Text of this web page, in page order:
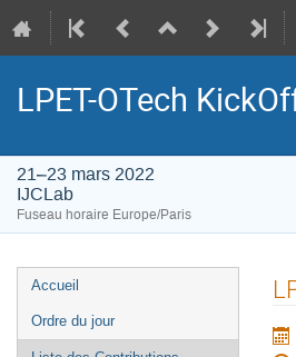
LPET-OTech
21–23 mars 2022
IJCLab
Fuseau horaire Europe/Paris
Menu
de
l'événement
Accueil
Ordre du jour